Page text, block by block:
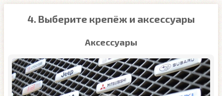
4. Выберите крепёж и аксессуары
Аксессуары